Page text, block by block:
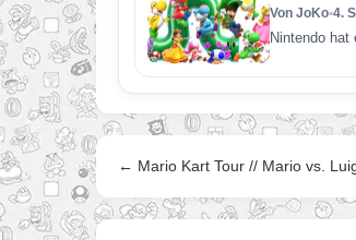
Von JoKo•4.
Nintendo
← Mario Kart Tour // Mario vs.